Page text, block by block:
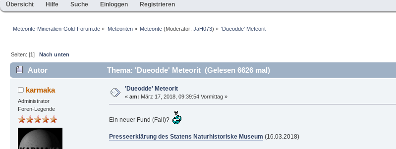
Übersicht Hilfe Suche Einloggen Registrieren
Meteorite-Mineralien-Gold-Forum.de » Meteoriten» Meteorite(Moderator: JaH073) » 'Dueodde' Meteorit
Seiten: [1]Nach unten
Autor Thema: 'Dueodde' Meteorit (Gelesen 6626 mal)
karmaka
Administrator
Foren-Legende
'Dueodde' Meteorit
« am: März 17, 2018, 09:39:54 Vormittag »
Ein neuer Fund (Fall)?
Presseerklärung des Statens Naturhistoriske Museum (16.03.2018)